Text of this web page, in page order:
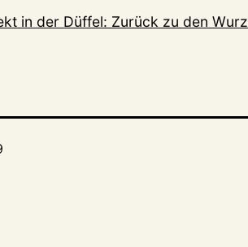
in der Düffel: Zurück zu den